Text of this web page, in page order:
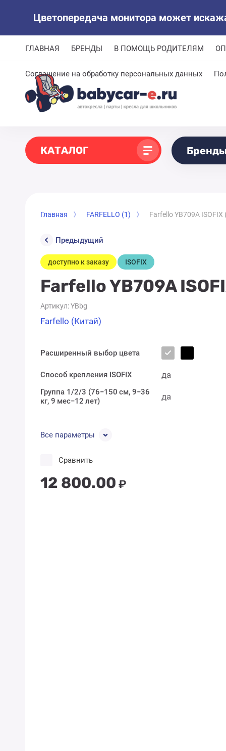
Цветопередача монитора может
ГЛАВНАЯ БРЕНДЫ В ПОМОЩЬ РОДИТЕЛЯМ
Соглашение на обработку персональных данных
КАТАЛОГ
Главная FARFELLO (1) Farfello YB709A ISOFIX
Предыдущий
доступно к заказу ISOFIX
Farfello YB709A
Артикул:YBbg
Farfello (Китай)
Расширенный выбор цвета
Способ крепления ISOFIX да
Группа 1/2/3 (76−150 см, 9−36
кг, 9 мес−12 лет)
да
Все параметры
12 800.00 ₽
Сравнить